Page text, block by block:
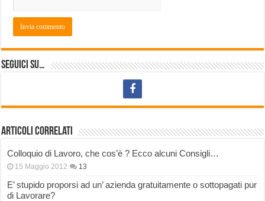
Seguici su…
Articoli correlati
Colloquio di Lavoro, che cos’è ? Ecco alcuni Consigli…
15 Maggio 2012 13
E’ stupido proporsi ad un’ azienda gratuitamente o sottopagati pur
di Lavorare?